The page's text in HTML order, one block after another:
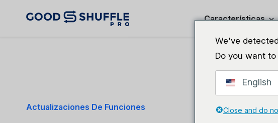
Características
Actualizaciones De Funciones
We've
Do you want
English
Close and do